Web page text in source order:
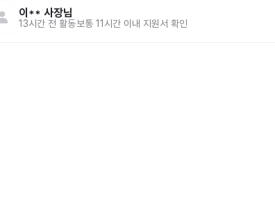
이** 사장님
13시간 전 활동보통 11시간 이내 지원서 확인